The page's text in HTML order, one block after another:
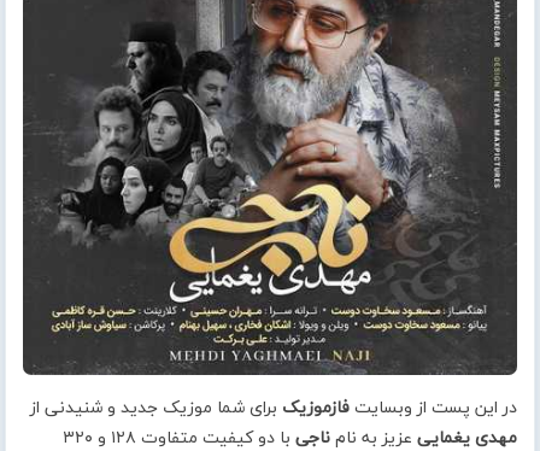
در این پست از وبسایتفازموزیک برای شما موزیک جدید و شنیدنی از
مهدی یغمایی عزیز به نامناجی
با دو کیفیت متفاوت ۱۲۸ و ۳۲۰